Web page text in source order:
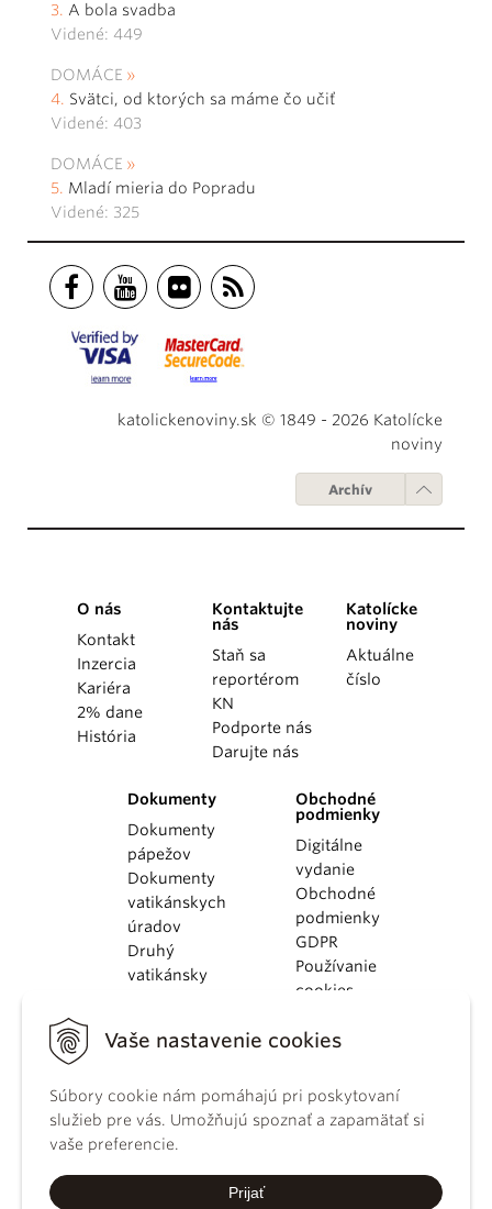
Vaše nastavenie cookies
Súbory cookie nám pomáhajú pri poskytovaní
služieb pre vás. Umožňujú spoznať a zapamätať si
vaše preferencie.
Prijať
A bola svadba
Videné: 449
DOMÁCE
Svätci, od ktorých sa máme čo učiť
Videné: 403
DOMÁCE
Mladí mieria do Popradu
Videné: 325
katolickenoviny.sk © 1849 - 2026 Katolícke
noviny
Archív
O nás
Kontakt
Inzercia
Kariéra
2% dane
História
Kontaktujte
nás
Staň sa
reportérom
KN
Podporte nás
Darujte nás
Katolícke
noviny
Aktuálne
číslo
Dokumenty
Dokumenty
pápežov
Dokumenty
vatikánskych
úradov
Druhý
vatikánsky
KBS
kánonického
práva
Katechizmus
Obchodné
podmienky
Digitálne
vydanie
Obchodné
podmienky
GDPR
Používanie
cookies